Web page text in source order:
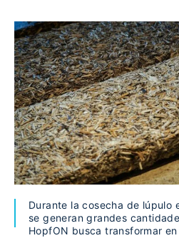
Durante la cosecha de lúpulo
se generan grandes
HopfON busca transformar